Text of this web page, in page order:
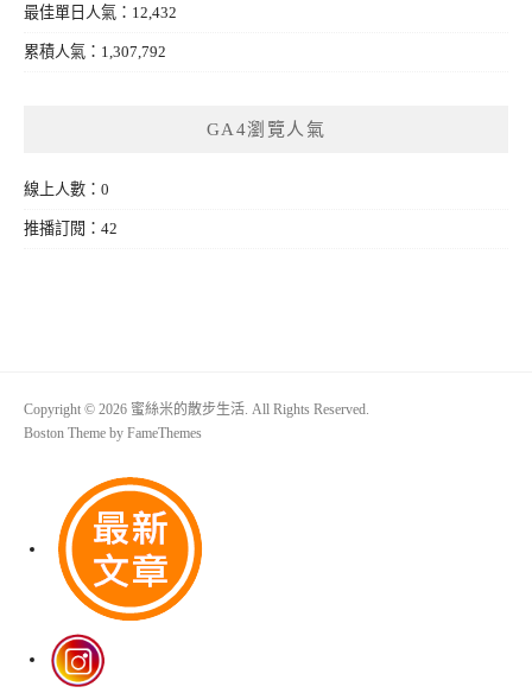
最佳單日人氣：12,432
累積人氣：1,307,792
GA4瀏覽人氣
線上人數：0
推播訂閱：42
Copyright © 2026 蜜絲米的散步生活. All Rights Reserved.
Boston Theme by FameThemes